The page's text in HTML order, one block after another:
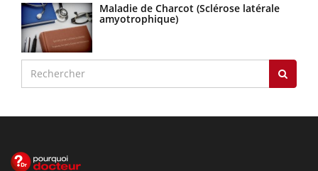
Maladie de Charcot (Sclérose latérale
amyotrophique)